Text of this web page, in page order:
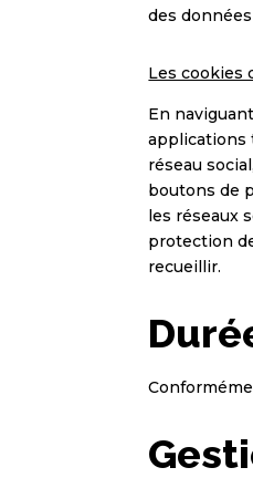
des
Les cookies
En
applications
réseau
boutons de
les réseaux
protection
recueillir.